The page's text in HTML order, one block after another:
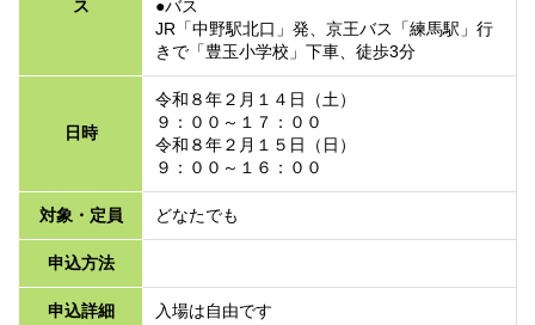
ス
●バス
JR「中野駅北口」発、京王バス「練馬駅」行
きで「豊玉小学校」下車、徒歩3分
日時
令和８年２月１４日（土）
９：００～１７：００
令和８年２月１５日（日）
９：００～１６：００
対象・定員 どなたでも
申込方法
申込詳細 入場は自由です